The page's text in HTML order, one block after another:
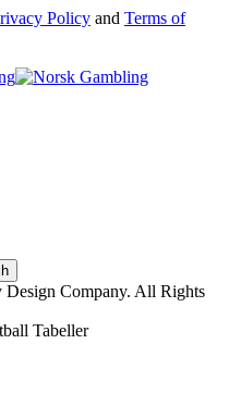
Policy and Terms of
Company. All Rights
Tabeller